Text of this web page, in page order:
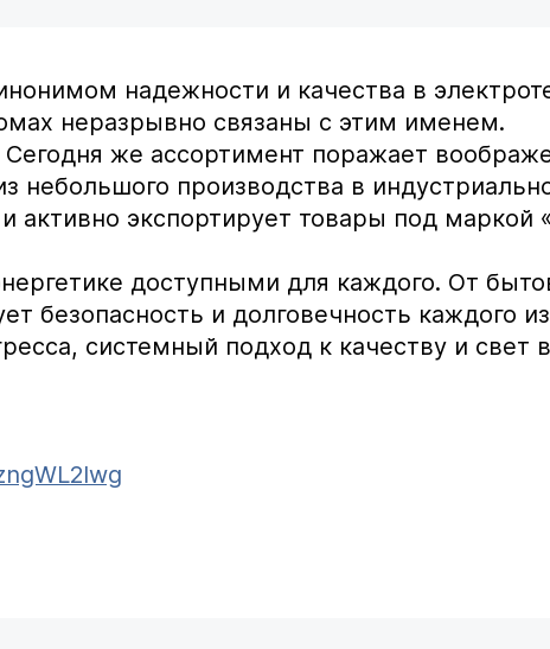
надежности и качества в
неразрывно связаны с этим именем.
же ассортимент поражает
производства в
экспортирует товары под маркой
доступными для каждого. От
и долговечность каждого
системный подход к качеству и свет